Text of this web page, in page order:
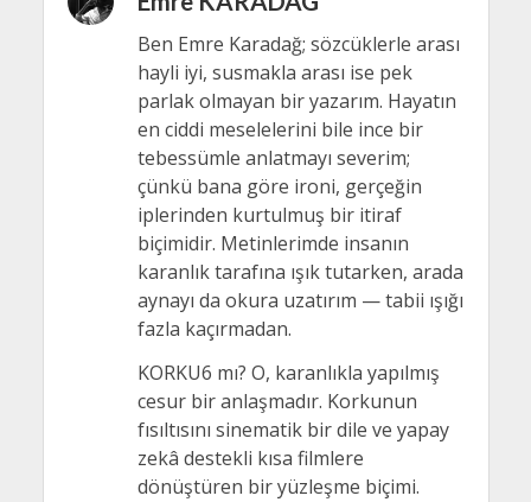
Ben Emre Karadağ; sözcüklerle arası
hayli iyi, susmakla arası ise pek
parlak olmayan bir yazarım. Hayatın
en ciddi meselelerini bile ince bir
tebessümle anlatmayı severim;
çünkü bana göre ironi, gerçeğin
iplerinden kurtulmuş bir itiraf
biçimidir. Metinlerimde insanın
karanlık tarafına ışık tutarken, arada
aynayı da okura uzatırım — tabii ışığı
fazla kaçırmadan.
KORKU6 mı? O, karanlıkla yapılmış
cesur bir anlaşmadır. Korkunun
fısıltısını sinematik bir dile ve yapay
zekâ destekli kısa filmlere
dönüştüren bir yüzleşme biçimi.